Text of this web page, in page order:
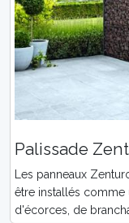
Palissade
Les panneaux
être installés comme
d'écorces, de